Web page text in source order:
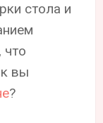
стола и
что
вы
?